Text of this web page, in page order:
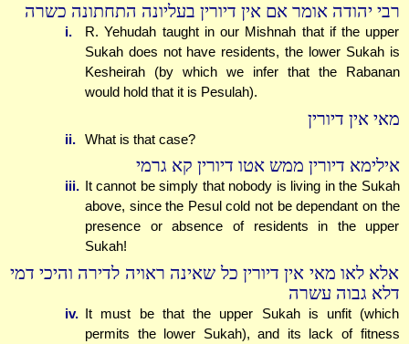
רבי יהודה אומר אם אין דיורין בעליונה התחתונה כשרה
i.
R. Yehudah taught in our Mishnah that if the upper
Sukah does not have residents, the lower Sukah is
Kesheirah (by which we infer that the Rabanan
would hold that it is Pesulah).
מאי אין דיורין
ii. What is that case?
אילימא דיורין ממש אטו דיורין קא גרמי
iii. It cannot be simply that nobody is living in the Sukah
above, since the Pesul cold not be dependant on the
presence or absence of residents in the upper
Sukah!
אלא לאו מאי אין דיורין כל שאינה ראויה לדירה והיכי דמי
דלא גבוה עשרה
iv. It must be that the upper Sukah is unfit (which
permits the lower Sukah), and its lack of fitness